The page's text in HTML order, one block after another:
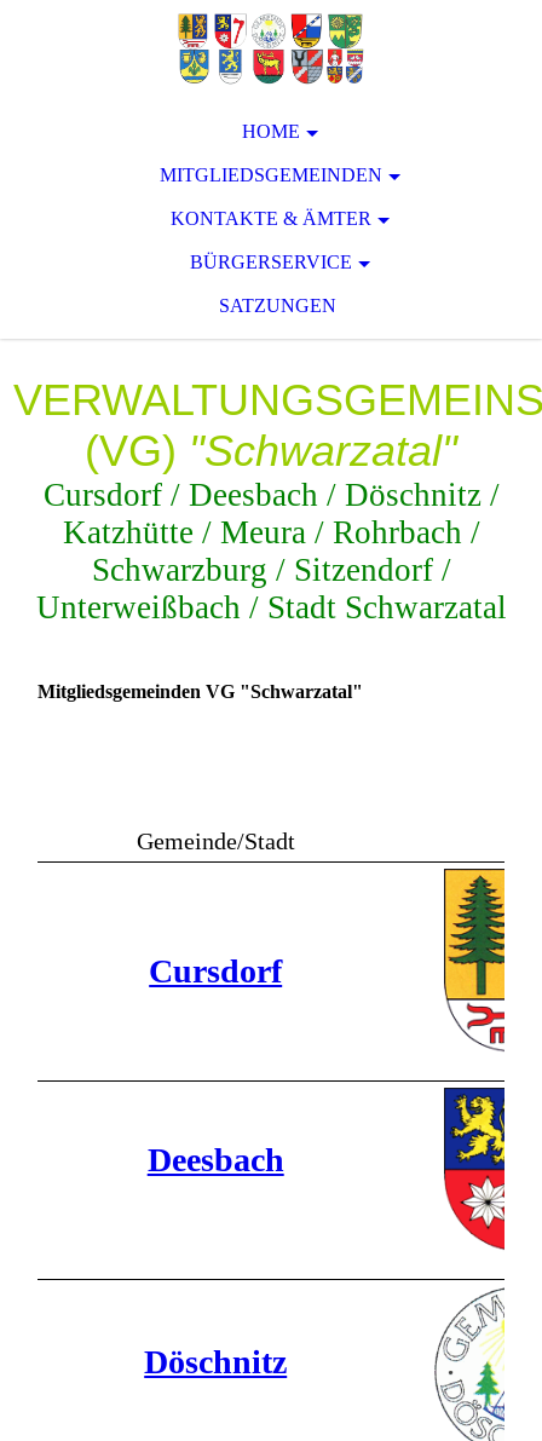
HOME
MITGLIEDSGEMEINDEN
KONTAKTE & ÄMTER
BÜRGERSERVICE
SATZUNGEN
(VG) "Schwarzatal"
Cursdorf / Deesbach / Döschnitz /
Katzhütte / Meura / Rohrbach /
Schwarzburg / Sitzendorf /
Unterweißbach / Stadt Schwarzatal
Mitgliedsgemeinden VG "Schwarzatal"
Gemeinde/Stadt
Cursdorf
Deesbach
Döschnitz